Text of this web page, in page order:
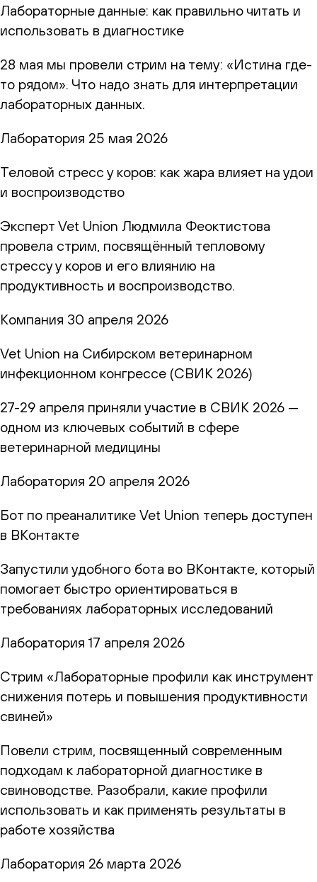
Лабораторные данные: как правильно читать и
использовать в диагностике
28 мая мы провели стрим на тему: «Истина где-
то рядом». Что надо знать для интерпретации
лабораторных данных.
Лаборатория 25 мая 2026
Теловой стресс у коров: как жара влияет на удои
и воспроизводство
Эксперт Vet Union Людмила Феоктистова
провела стрим, посвящённый тепловому
стрессу у коров и его влиянию на
продуктивность и воспроизводство.
Компания 30 апреля 2026
Vet Union на Сибирском ветеринарном
инфекционном конгрессе (СВИК 2026)
27-29 апреля приняли участие в СВИК 2026 —
одном из ключевых событий в сфере
ветеринарной медицины
Лаборатория 20 апреля 2026
Бот по преаналитике Vet Union теперь доступен
в ВКонтакте
Запустили удобного бота во ВКонтакте, который
помогает быстро ориентироваться в
требованиях лабораторных исследований
Лаборатория 17 апреля 2026
Стрим «Лабораторные профили как инструмент
снижения потерь и повышения продуктивности
свиней»
Повели стрим, посвященный современным
подходам к лабораторной диагностике в
свиноводстве. Разобрали, какие профили
использовать и как применять результаты в
работе хозяйства
Лаборатория 26 марта 2026